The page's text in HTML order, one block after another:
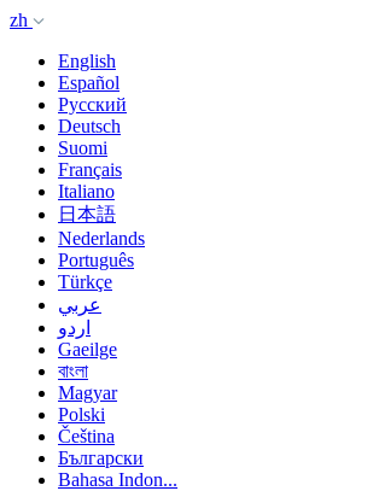
zh
English
Español
Русский
Deutsch
Suomi
Français
Italiano
日本語
Nederlands
Português
Türkçe
عربي
اردو
Gaeilge
বাংলা
Magyar
Polski
Čeština
Български
Bahasa Indon...